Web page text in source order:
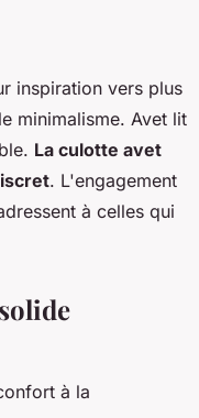
inspiration vers plus
minimalisme. Avet lit
La culotte avet
. L'engagement
à celles qui
à la